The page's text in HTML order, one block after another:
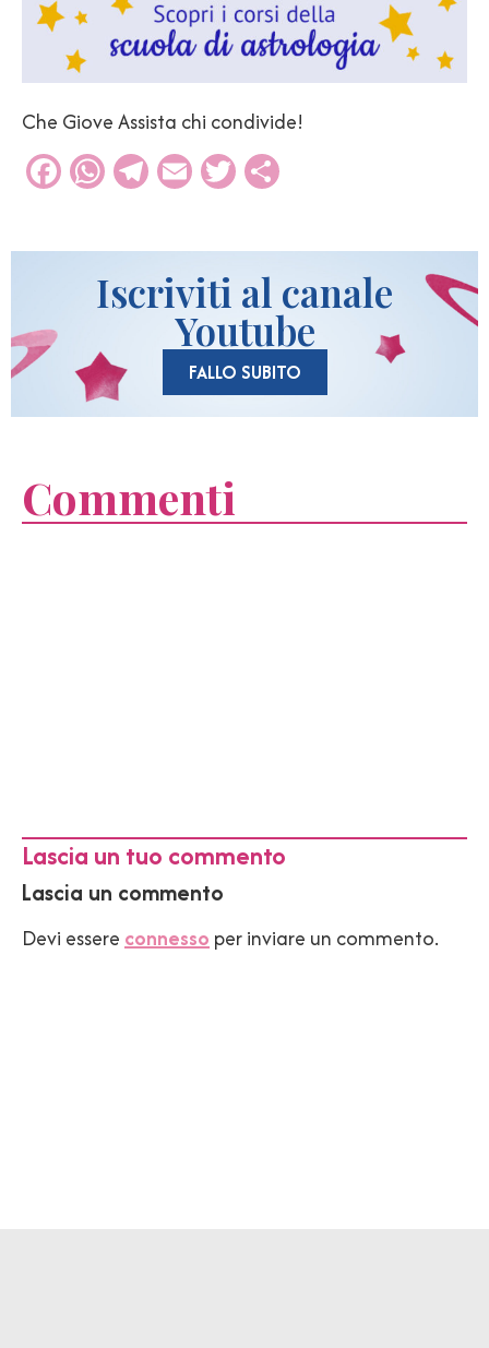
Che Giove Assista chi condivide!
Facebook
WhatsApp
Telegram
EmailTwitter
Iscriviti al canale
Youtube
FALLO SUBITO
Commenti
Lascia un tuo commento
Lascia un commento
Devi essere connesso per inviare un commento.